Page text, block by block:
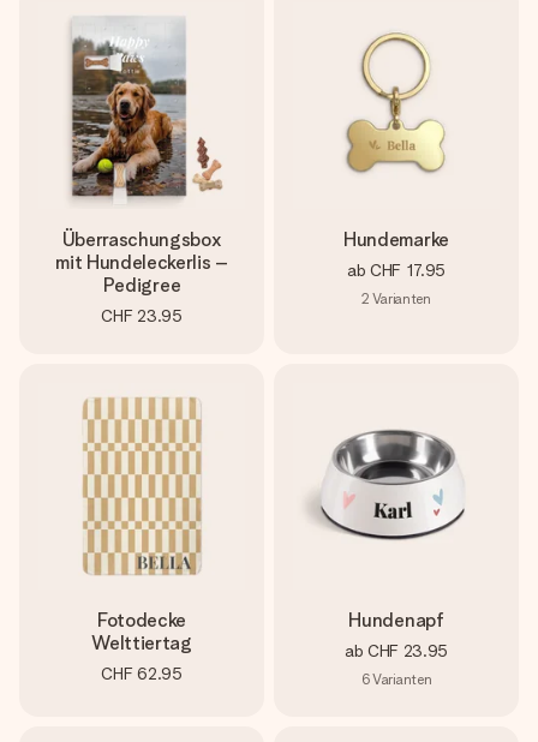
Überraschungsbox
mit Hundeleckerlis –
Pedigree
CHF 23.95
Hundemarke
ab CHF 17.95
2 Varianten
Fotodecke
Welttiertag
CHF 62.95
Hundenapf
ab CHF 23.95
6Varianten